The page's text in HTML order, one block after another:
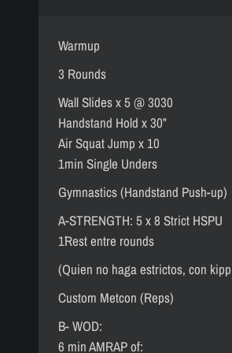
Warmup
3 Rounds
Wall Slides x 5 @ 3030
Handstand Hold x 30”
Air Squat Jump x 10
1min Single Unders
Gymnastics (Handstand Push-up)
A-STRENGTH: 5 x 8 Strict HSPU
1´Rest entre rounds
(Quien no haga estrictos, con
Custom Metcon (Reps)
B- WOD:
6 min AMRAP of: